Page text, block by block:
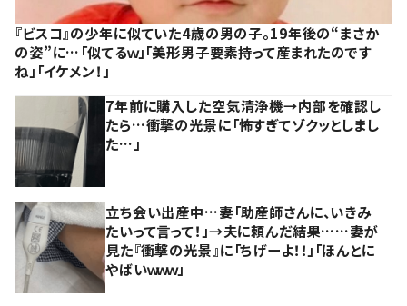
『ビスコ』の少年に似ていた4歳の男の子。19年後の“まさか
の姿”に…「似てるｗ」「美形男子要素持って産まれたのです
ね」「イケメン！」
7年前に購入した空気清浄機→内部を確認し
たら…衝撃の光景に「怖すぎてゾクッとしまし
た…」
立ち会い出産中…妻「助産師さんに、いきみ
たいって言って！」→夫に頼んだ結果……妻が
見た『衝撃の光景』に「ちげーよ！！」「ほんとに
やばいｗｗｗ」